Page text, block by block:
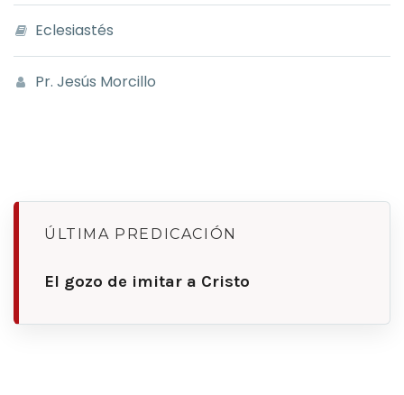
Eclesiastés
Pr. Jesús Morcillo
ÚLTIMA PREDICACIÓN
El gozo de imitar a Cristo